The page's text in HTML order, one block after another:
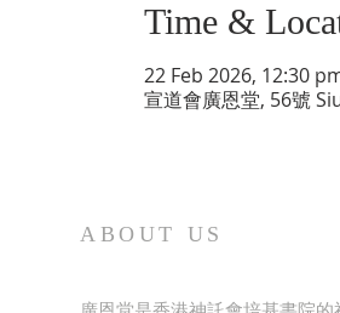
Time &
22 Feb 2026, 12:30
宣道會廣恩堂, 56號
ABOUT US